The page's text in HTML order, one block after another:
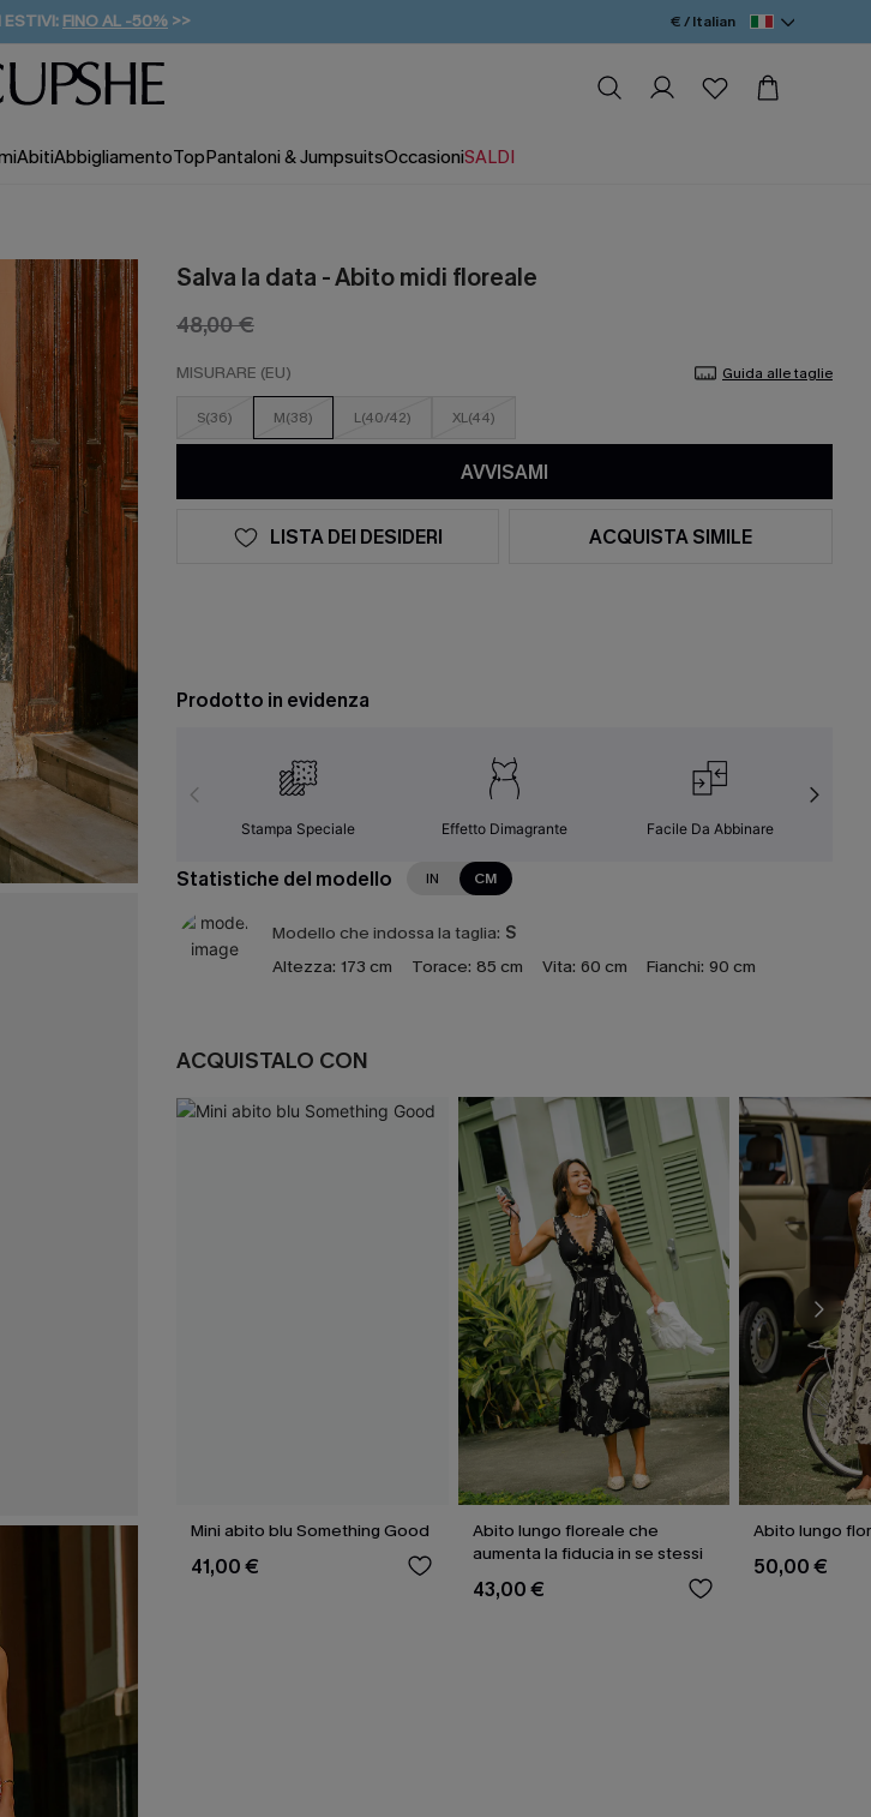
ESTIVI: FINO AL -50% >>
GRATUITA DA 49€
I NUOVI: 20% DI SCONTO*
€ / Italian
AbitiAbbigliamentoTopPantaloni & JumpsuitsOccasioniSALDI
Salva la data - Abito midi floreale
48,00 €
MISURARE (EU) Guida alle taglie
S(36) M(38) L(40/42) XL(44)
AVVISAMI
LISTA DEI DESIDERI ACQUISTA SIMILE
Prodotto in evidenza
Stampa Speciale Effetto Dimagrante Facile Da Abbinare
Statistiche del modello IN CM
Modello che indossa la taglia: S
Altezza: 173 cm Torace: 85 cm Vita: 60 cm Fianchi: 90 cm
ACQUISTALO CON
Mini abito blu Something Good
41,00 €
Abito lungo floreale che
aumenta la fiducia in se stessi
43,00 €
Abito lungo
50,00 €